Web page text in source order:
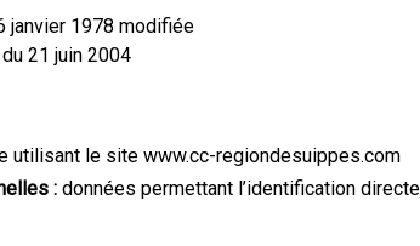
janvier 1978 modifiée
21 juin 2004
utilisant le site www.cc-regiondesuippes.com
: données permettant l’identification